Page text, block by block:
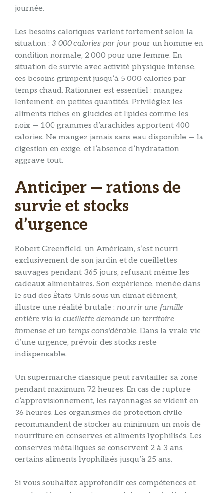
journée.
Les besoins caloriques varient fortement selon la
situation : 3 000 calories par jour pour un homme en
condition normale, 2 000 pour une femme. En
situation de survie avec activité physique intense,
ces besoins grimpent jusqu’à 5 000 calories par
temps chaud. Rationner est essentiel : mangez
lentement, en petites quantités. Privilégiez les
aliments riches en glucides et lipides comme les
noix — 100 grammes d’arachides apportent 400
calories. Ne mangez jamais sans eau disponible — la
digestion en exige, et l’absence d’hydratation
aggrave tout.
Anticiper — rations de
survie et stocks
d’urgence
Robert Greenfield, un Américain, s’est nourri
exclusivement de son jardin et de cueillettes
sauvages pendant 365 jours, refusant même les
cadeaux alimentaires. Son expérience, menée dans
le sud des États-Unis sous un climat clément,
illustre une réalité brutale : nourrir une famille
entière via la cueillette demande un territoire
immense et un temps considérable. Dans la vraie vie
d’une urgence, prévoir des stocks reste
indispensable.
Un supermarché classique peut ravitailler sa zone
pendant maximum 72 heures. En cas de rupture
d’approvisionnement, les rayonnages se vident en
36 heures. Les organismes de protection civile
recommandent de stocker au minimum un mois de
nourriture en conserves et aliments lyophilisés. Les
conserves métalliques se conservent 2 à 3 ans,
certains aliments lyophilisés jusqu’à 25 ans.
Si vous souhaitez approfondir ces compétences et